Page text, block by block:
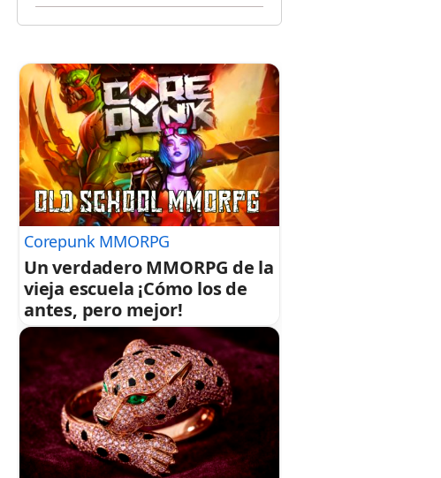
Corepunk MMORPG
Un verdadero MMORPG de la
vieja escuela ¡Cómo los de
antes, pero mejor!